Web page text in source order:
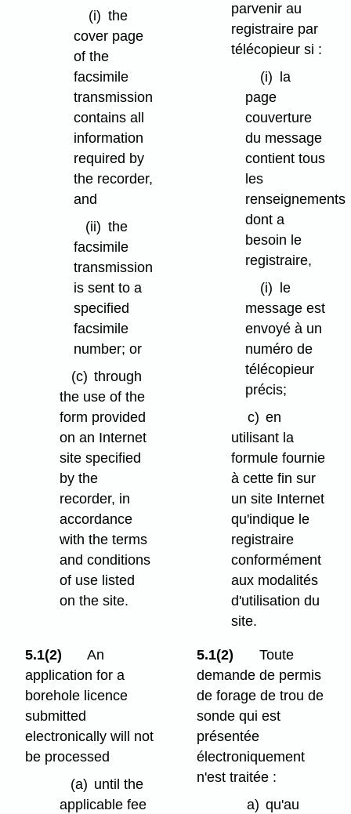
(i) the
cover page
of the
facsimile
transmission
contains all
information
required by
the recorder,
and
(ii) the
facsimile
transmission
is sent to a
specified
facsimile
number; or
(c) through
the use of the
form provided
on an Internet
site specified
by the
recorder, in
accordance
with the terms
and conditions
of use listed
on the site.
parvenir au
registraire par
télécopieur si :
(i)
la
page
couverture
du message
contient tous
les
renseignements
dont a
besoin le
registraire,
(i)
le
message est
envoyé à un
numéro de
télécopieur
précis;
c) en
utilisant la
formule fournie
à cette fin sur
un site Internet
qu'indique le
registraire
conformément
aux modalités
d'utilisation du
site.
5.1(2)
An
application for a
borehole licence
submitted
electronically will not
be processed
(a) until the
applicable fee
5.1(2)
Toute
demande de permis
de forage de trou de
sonde qui est
présentée
électroniquement
n'est traitée :
a) qu'au